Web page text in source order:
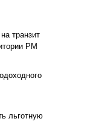
транзит
РМ
льготную